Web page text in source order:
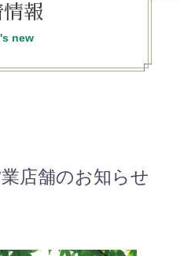
報
new
店舗のお知らせ